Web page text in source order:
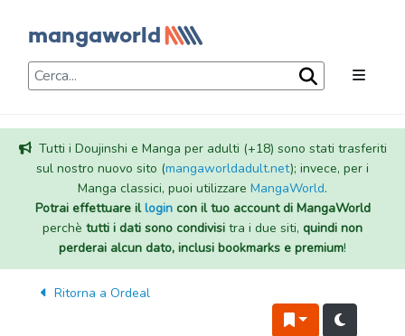
Tutti i Doujinshi e Manga per adulti (+18) sono stati trasferiti
sul nostro nuovo sito (mangaworldadult.net); invece, per i
Manga classici, puoi utilizzare MangaWorld.
Potrai effettuare illogincon il tuo account di MangaWorld
perchè tutti i dati sono condivisi tra i due siti, quindi non
perderai alcun dato, inclusi bookmarks e premium!
Ritorna a Ordeal